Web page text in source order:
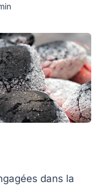
dans la